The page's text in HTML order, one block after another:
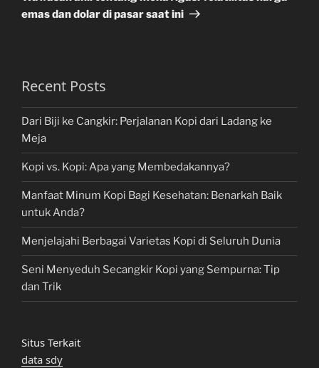
emas dan dolar di pasar saat ini
Recent Posts
Dari Biji ke Cangkir: Perjalanan Kopi dari Ladang ke
Meja
Kopi vs. Kopi: Apa yang Membedakannya?
Manfaat Minum Kopi Bagi Kesehatan: Benarkah Baik
untuk Anda?
Menjelajahi Berbagai Varietas Kopi di Seluruh Dunia
Seni Menyeduh Secangkir Kopi yang Sempurna: Tip
dan Trik
Situs Terkait
data sdy